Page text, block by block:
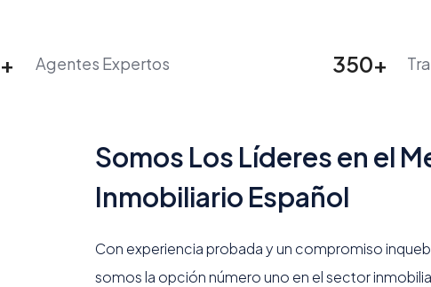
+ Agentes Expertos 350+
Somos Los Líderes en el
Inmobiliario Español
Con experiencia probada y un compromiso
somos la opción número uno en el sector